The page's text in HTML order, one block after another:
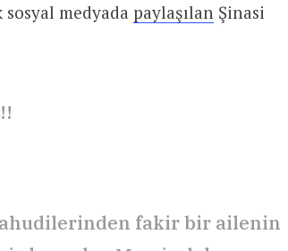
medyada paylaşılan Şinasi
fakir bir ailenin